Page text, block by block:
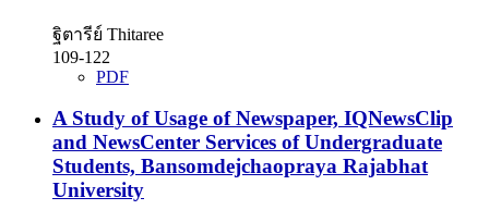
ฐิตารีย์ Thitaree
109-122
PDF
A Study of Usage of Newspaper, IQNewsClip
and NewsCenter Services of Undergraduate
Students, Bansomdejchaopraya Rajabhat
University